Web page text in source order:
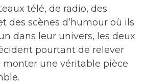
télé, de radio, des
des scènes d’humour où ils
dans leur univers, les deux
pourtant de relever
monter une véritable pièce